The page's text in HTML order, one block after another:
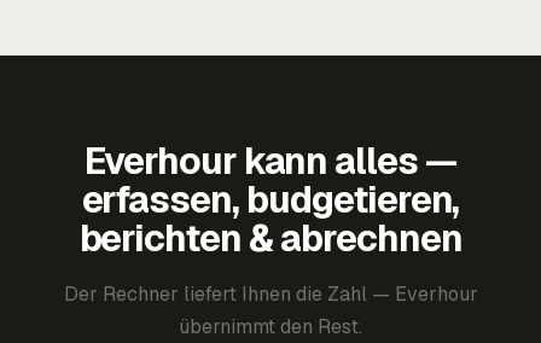
Everhour kann alles —
erfassen, budgetieren,
berichten & abrechnen
Der Rechner liefert Ihnen die Zahl — Everhour
übernimmt den Rest.